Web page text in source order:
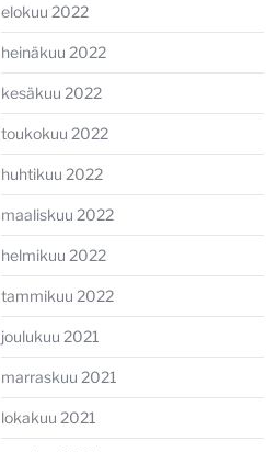
elokuu 2022
heinäkuu 2022
kesäkuu 2022
toukokuu 2022
huhtikuu 2022
maaliskuu 2022
helmikuu 2022
tammikuu 2022
joulukuu 2021
marraskuu 2021
lokakuu 2021